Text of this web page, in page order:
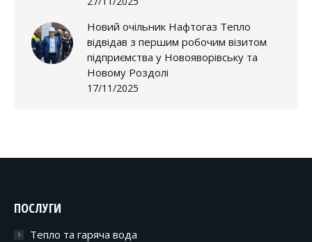
Новий очільник Нафтогаз Тепло
відвідав з першим робочим візитом
підприємства у Новояворівську та
Новому Роздолі
17/11/2025
ПОСЛУГИ
Тепло та гаряча вода